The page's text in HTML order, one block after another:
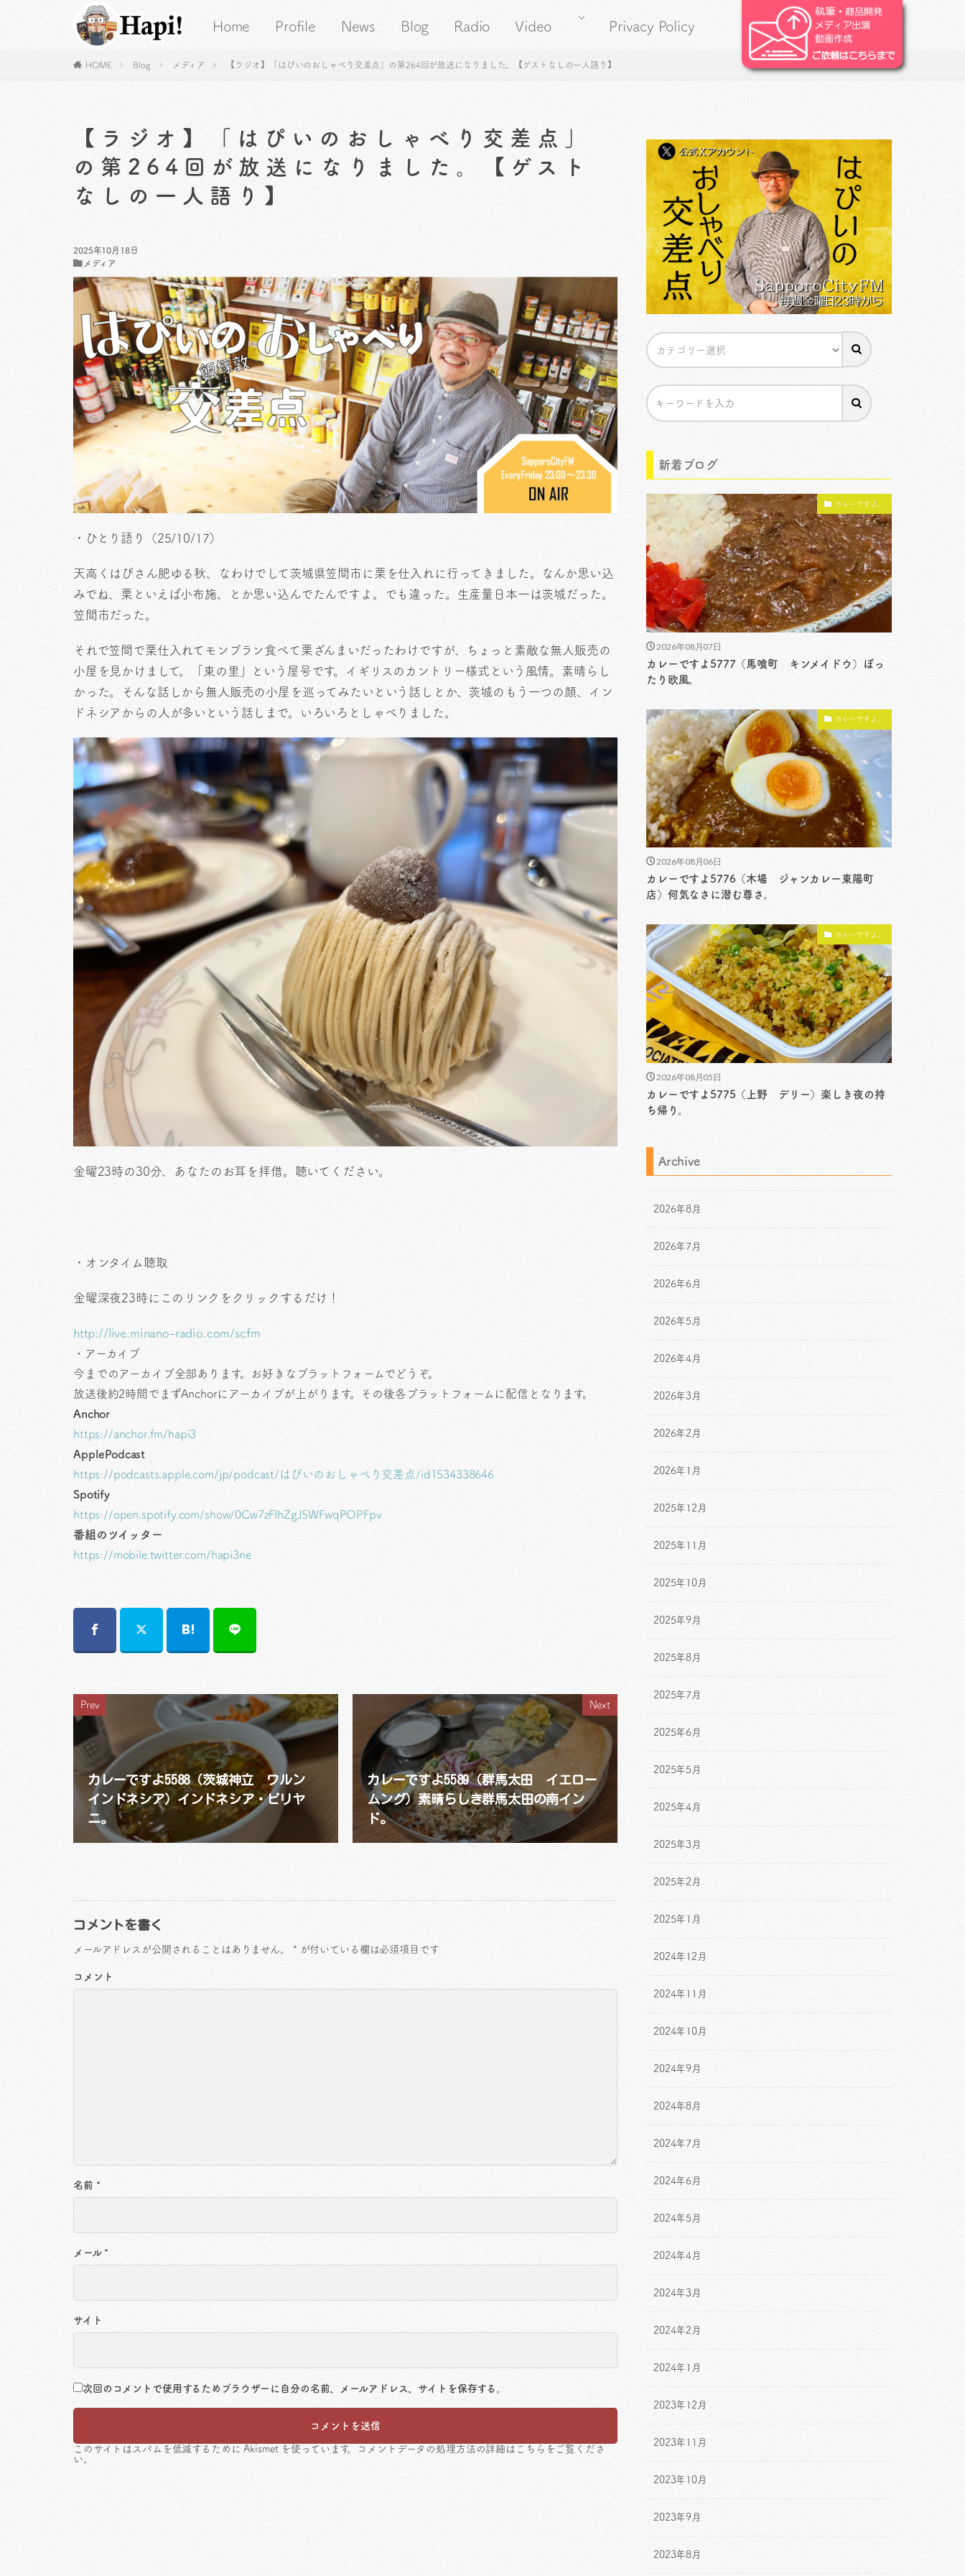
Home Profile News Blog Radio Video Privacy Policy
HOME Blog メディア 【ラジオ】「はぴいのおしゃべり交差点」の第264回が放送になりました。【ゲストなしの一人語り】
【ラジオ】「はぴいのおしゃべり交差点」
の第264回が放送になりました。【ゲスト
なしの一人語り】
2025年10月18日
メディア
・ひとり語り（25/10/17）
天高くはぴさん肥ゆる秋、なわけでして茨城県笠間市に栗を仕入れに行ってきました。なんか思い込
みでね、栗といえば小布施、とか思い込んでたんですよ。でも違った。生産量日本一は茨城だった。
笠間市だった。
それで笠間で栗仕入れてモンブラン食べて栗ざんまいだったわけですが、ちょっと素敵な無人販売の
小屋を見かけまして。「東の里」という屋号です。イギリスのカントリー様式という風情。素晴らし
かった。そんな話しから無人販売の小屋を巡ってみたいという話しとか、茨城のもう一つの顔、イン
ドネシアからの人が多いという話しまで。いろいろとしゃべりました。
金曜23時の30分、あなたのお耳を拝借。聴いてください。
・オンタイム聴取
金曜深夜23時にこのリンクをクリックするだけ！
http://live.minano-radio.com/scfm
・アーカイブ
今までのアーカイブ全部あります。お好きなプラットフォームでどうぞ。
放送後約2時間でまずAnchorにアーカイブが上がります。その後各プラットフォームに配信となります。
Anchor
https://anchor.fm/hapi3
ApplePodcast
https://podcasts.apple.com/jp/podcast/はぴいのおしゃべり交差点/id1534338646
Spotify
https://open.spotify.com/show/0Cw7zFIhZgJ5WFwqPOPFpv
番組のツイッター
https://mobile.twitter.com/hapi3ne
Prev
カレーですよ5588（茨城神立 ワルン
インドネシア）インドネシア・ビリヤ
ニ。
Next
カレーですよ5589（群馬太田 イエロー
ムング）素晴らしき群馬太田の南イン
ド。
コメントを書く
メールアドレスが公開されることはありません。 * が付いている欄は必須項目です
コメント
名前 *
メール *
サイト
次回のコメントで使用するためブラウザーに自分の名前、メールアドレス、サイトを保存する。
このサイトはスパムを低減するために Akismet を使っています。
コメントデータの処理方法の詳細はこちらをご覧くださ
い。
新着ブログ
カレーですよ。
2026年08月07日
カレーですよ5777（馬喰町 キンメイドウ）ぽっ
たり欧風。
カレーですよ。
2026年08月06日
カレーですよ5776（木場 ジャンカレー東陽町
店）何気なさに潜む尊さ。
カレーですよ。
2026年08月05日
カレーですよ5775（上野 デリー）楽しき夜の持
ち帰り。
Archive
2026年8月
2026年7月
2026年6月
2026年5月
2026年4月
2026年3月
2026年2月
2026年1月
2025年12月
2025年11月
2025年10月
2025年9月
2025年8月
2025年7月
2025年6月
2025年5月
2025年4月
2025年3月
2025年2月
2025年1月
2024年12月
2024年11月
2024年10月
2024年9月
2024年8月
2024年7月
2024年6月
2024年5月
2024年4月
2024年3月
2024年2月
2024年1月
2023年12月
2023年11月
2023年10月
2023年9月
2023年8月